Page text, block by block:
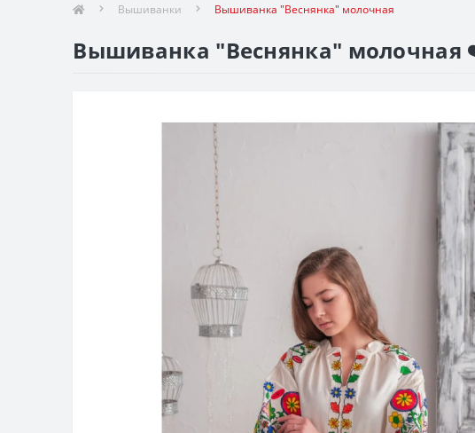
Вышиванки Вышиванка "Веснянка" молочная
Вышиванка "Веснянка"